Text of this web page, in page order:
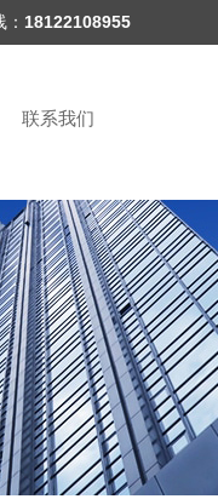
18122108955
联系我们